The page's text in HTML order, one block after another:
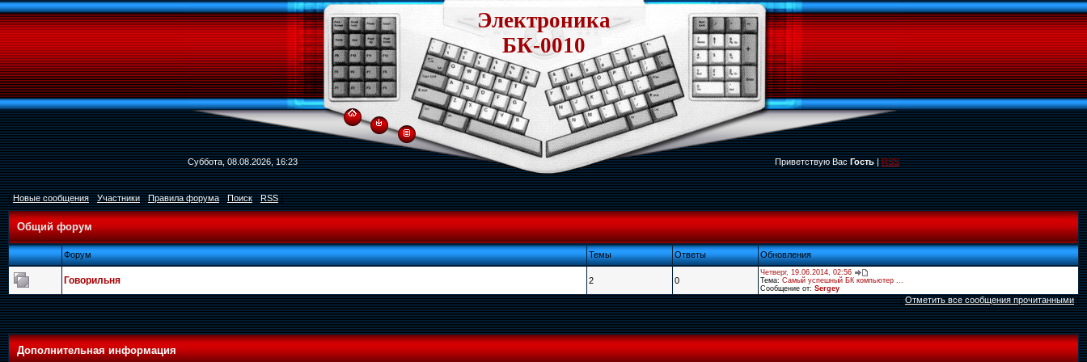
Электроника
БК-0010
Суббота, 08.08.2026, 16:23 Приветствую Вас Гость|RSS
[Новые сообщения·Участники·Правила форума·Поиск·RSS]
Общий форум
Форум Темы Ответы Обновления
Говорильня 2 0
Четверг, 19.06.2014, 02:56
Тема: Самый успешный БК компьютер ...
Сообщение от: Sergey
[Отметить все сообщения прочитанными]
Дополнительная информация